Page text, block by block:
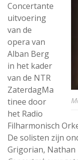
Concertante
uitvoering
van de
opera van
Alban Berg
in het kader
van de NTR
ZaterdagMa
tinee door
het Radio
Filharmonisch
De solisten zijn
Grigorian, Nathan